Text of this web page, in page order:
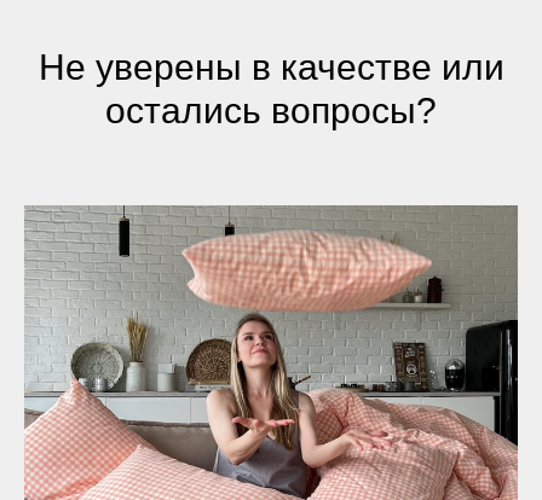
Не уверены в качестве или
остались вопросы?